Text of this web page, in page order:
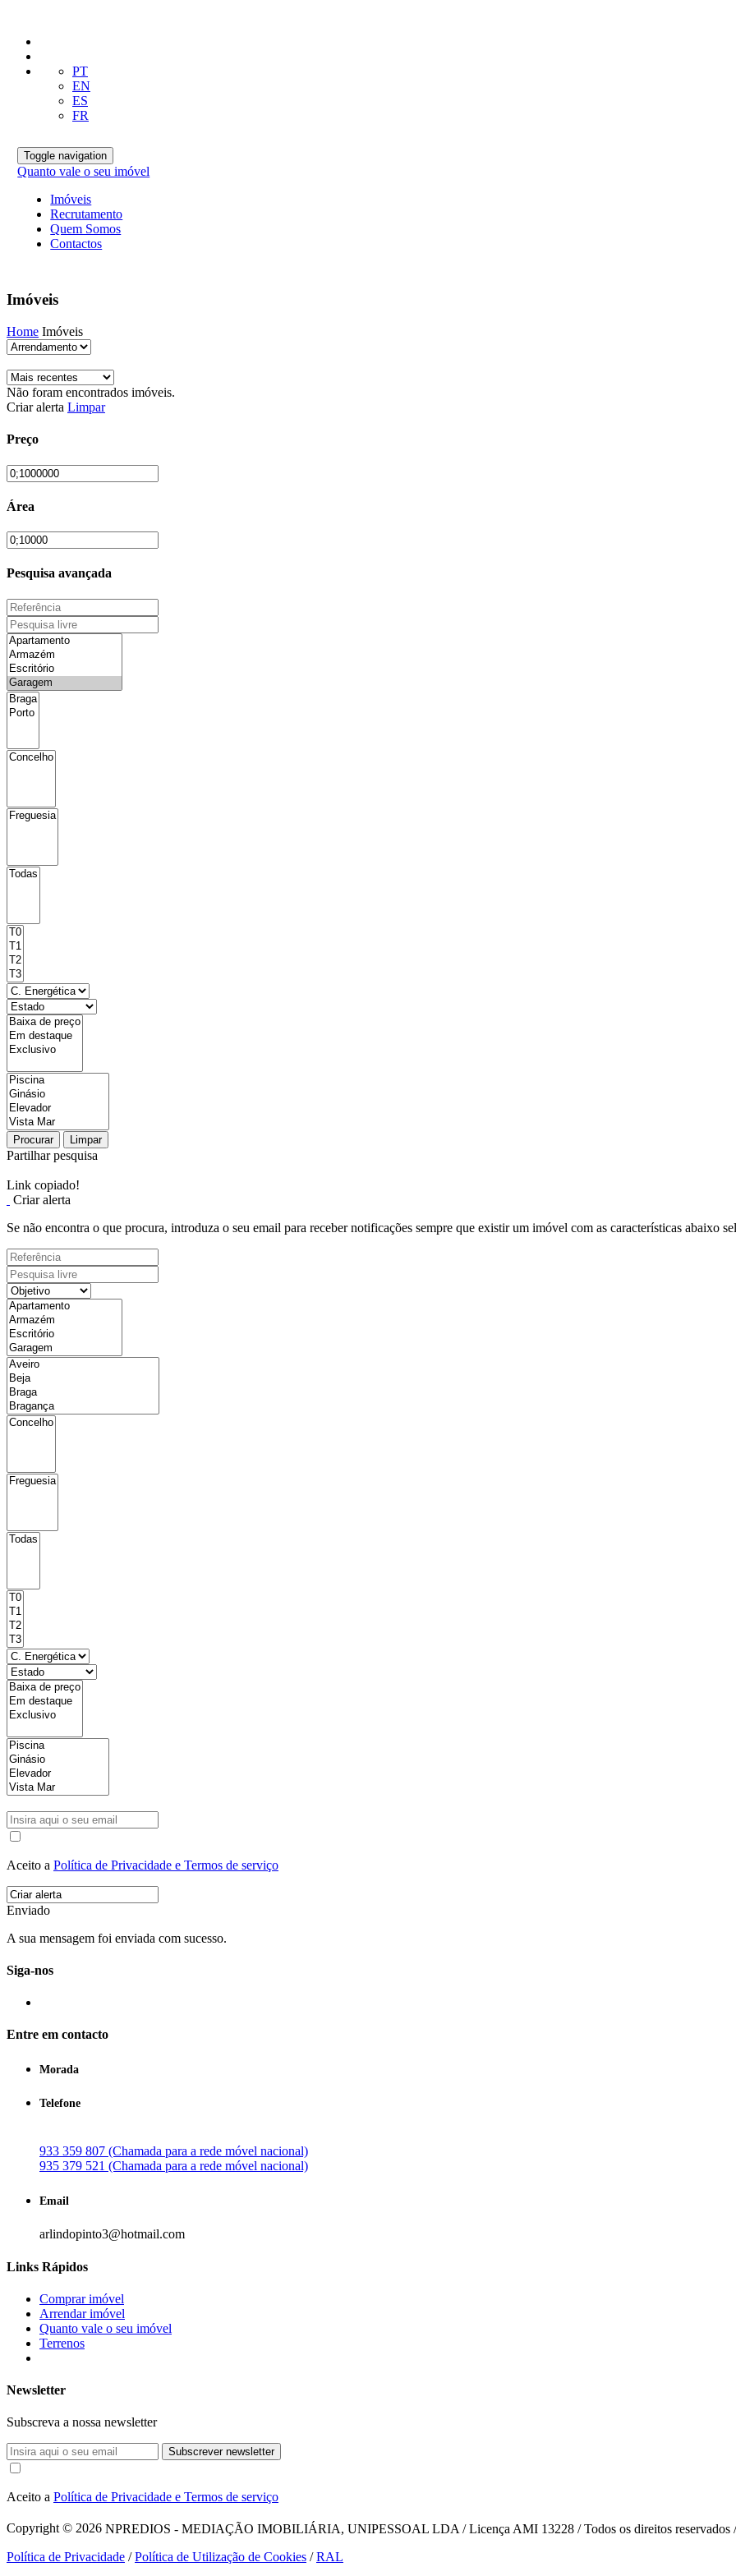
PT
EN
ES
FR
Toggle navigation
Quanto vale o seu imóvel
Imóveis
Recrutamento
Quem Somos
Contactos
Imóveis
Home Imóveis
Não foram encontrados imóveis.
Criar alerta Limpar
Preço
Área
Pesquisa avançada
Procurar Limpar
Partilhar pesquisa
Link copiado!
Criar alerta
Se não encontra o que procura, introduza o seu email para receber notificações sempre que existir um imóvel com as características abaixo
Aceito a Política de Privacidade e Termos de serviço
Enviado
A sua mensagem foi enviada com sucesso.
Siga-nos
Entre em contacto
Morada
Telefone
933 359 807 (Chamada para a rede móvel nacional)
935 379 521 (Chamada para a rede móvel nacional)
Email
arlindopinto3@hotmail.com
Links Rápidos
Comprar imóvel
Arrendar imóvel
Quanto vale o seu imóvel
Terrenos
Newsletter
Subscreva a nossa newsletter
Subscrever newsletter
Aceito a Política de Privacidade e Termos de serviço
Copyright © 2026 NPREDIOS - MEDIAÇÃO IMOBILIÁRIA, UNIPESSOAL LDA / Licença AMI 13228 / Todos os direitos reservados
Política de Privacidade /Política de Utilização de Cookies /RAL